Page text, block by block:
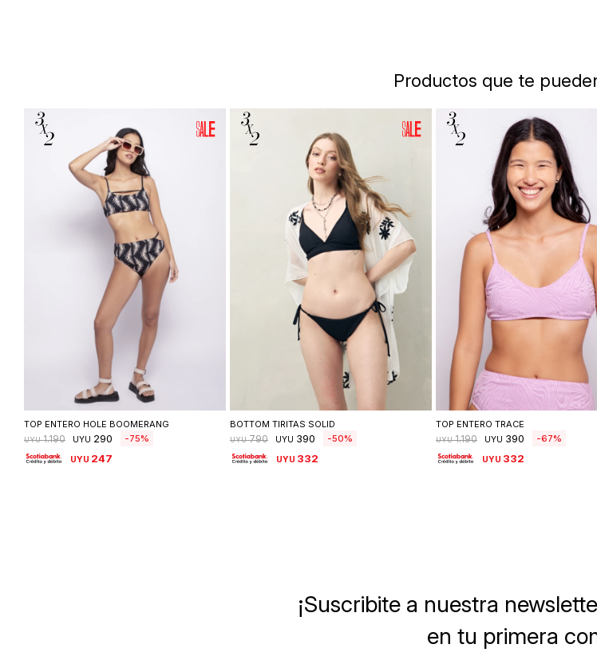
Productos que te
Seleccionar talle
TOP ENTERO HOLE BOOMERANG
UYU 1.190 UYU 290 75
UYU 247
Seleccionar talle
BOTTOM TIRITAS SOLID
UYU 790 UYU 390 50
UYU 332
Seleccionar talle
TOP ENTERO TRACE
UYU 1.190 UYU 390 67
UYU 332
¡Suscribite a nuestra
en tu primera